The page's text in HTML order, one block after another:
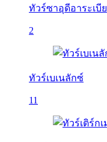
ทัวร์ซาอุดีอาระเบีย
2
ทัวร์เบเนลักซ์
11